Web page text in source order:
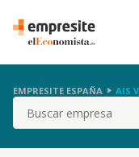
EMPRESITE ESPAÑA AIS
Buscar